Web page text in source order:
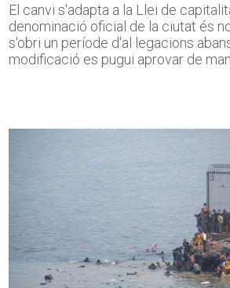
El canvi s'adapta a la Llei de
denominació oficial de la ciutat és
s'obri un període d'al·legacions
modificació es pugui aprovar de